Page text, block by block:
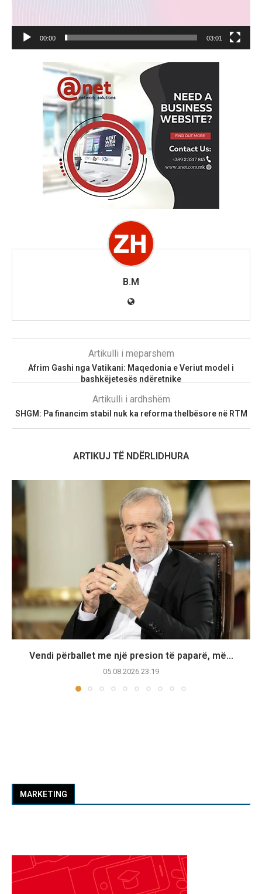
00:00 03:01
B.M
Artikulli i mëparshëm
Afrim Gashi nga Vatikani: Maqedonia e Veriut model i
bashkëjetesës ndëretnike
Artikulli i ardhshëm
SHGM: Pa financim stabil nuk ka reforma thelbësore në RTM
ARTIKUJ TË NDËRLIDHURA
Vendi përballet me një presion të paparë, më...
05.08.2026 23:19
MARKETING